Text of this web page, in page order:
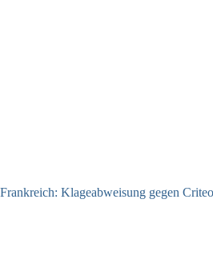
Frankreich: Klageabweisung gegen Criteo